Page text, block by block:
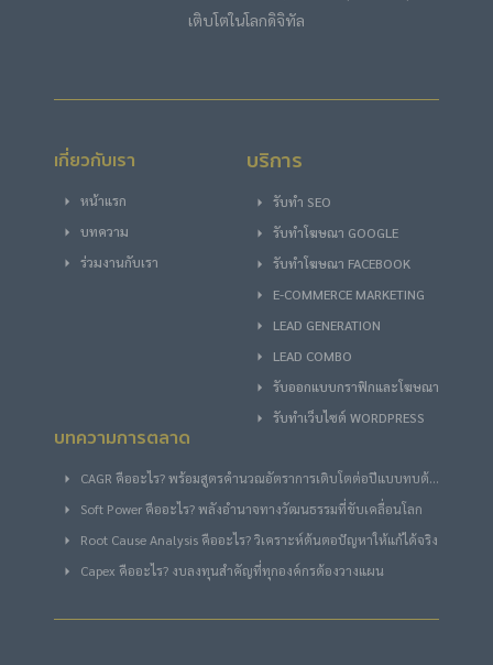
เติบโตในโลกดิจิทัล
เกี่ยวกับเรา
หน้าแรก
บทความ
ร่วมงานกับเรา
บริการ
รับทำ SEO
รับทําโฆษณา GOOGLE
รับทําโฆษณา FACEBOOK
E-COMMERCE MARKETING
LEAD GENERATION
LEAD COMBO
รับออกแบบกราฟิกและโฆษณา
รับทำเว็บไซต์ WORDPRESS
บทความการตลาด
CAGR คืออะไร? พร้อมสูตรคำนวณอัตราการเติบโตต่อปีแบบทบต้น
ฉบับง่าย
Soft Power คืออะไร? พลังอำนาจทางวัฒนธรรมที่ขับเคลื่อนโลก
Root Cause Analysis คืออะไร? วิเคราะห์ต้นตอปัญหาให้แก้ได้จริง
Capex คืออะไร? งบลงทุนสำคัญที่ทุกองค์กรต้องวางแผน